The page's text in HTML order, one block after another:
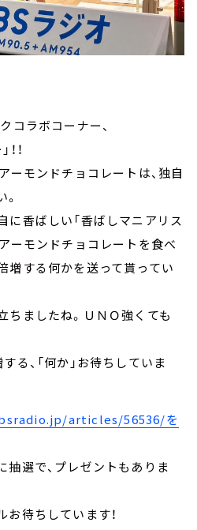
コラボコーナー、
！
ーモンドチョコレートは、独自
に香ばしい「香ばしマニアリス
ーモンドチョコレートを食べ
増する何かを送って貰ってい
ちましたね。ＵＮＯ強くても
る、「何か」お待ちしていま
articles/56536/を
抽選で、プレゼントもありま
待ちしています！